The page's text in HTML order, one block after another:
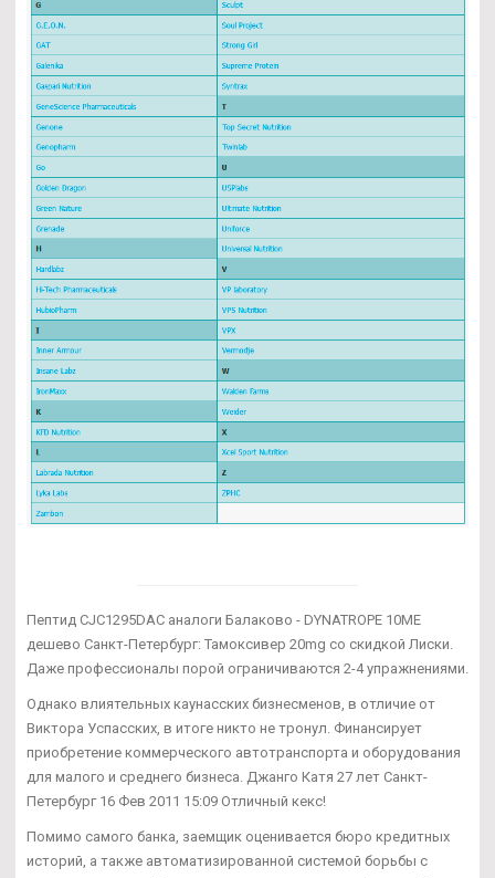
Пептид CJC1295DAC аналоги Балаково - DYNATROPE 10ME
дешево Санкт-Петербург: Тамоксивер 20mg со скидкой Лиски.
Даже профессионалы порой ограничиваются 2-4 упражнениями.
Однако влиятельных каунасских бизнесменов, в отличие от
Виктора Успасских, в итоге никто не тронул. Финансирует
приобретение коммерческого автотранспорта и оборудования
для малого и среднего бизнеса. Джанго Катя 27 лет Санкт-
Петербург 16 Фев 2011 15:09 Отличный кекс!
Помимо самого банка, заемщик оценивается бюро кредитных
историй, а также автоматизированной системой борьбы с